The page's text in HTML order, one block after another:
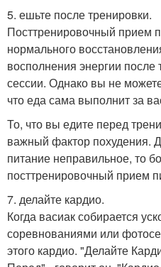
5. ешьте после тренировки.
Посттренировочный прием
нормального
восполнения энергии
сессии. Однако вы не
что еда сама выполнит за
То, что вы едите перед
важный фактор похудения.
питание неправильное, то
посттренировочный прием
7. делайте кардио.
Когда васиак собирается
соревнованиями или
этого кардио. "Делайте